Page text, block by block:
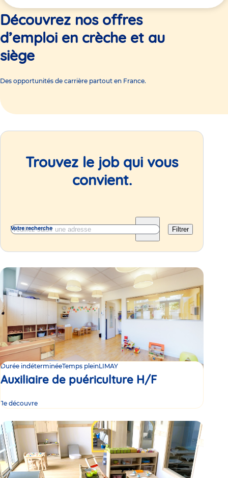
ici
Découvrez nos offres
d’emploi en crèche et au
siège
Des opportunités de carrière partout en France.
Trouvez le job qui vous
convient.
Votre recherche Filtrer
Durée indéterminéeTemps pleinLIMAY
Auxiliaire de puériculture H/F
Je découvre